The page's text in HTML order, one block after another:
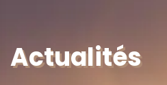
Actualités